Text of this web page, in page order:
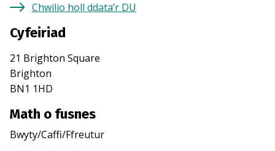
Chwilio holl ddata’r DU
Cyfeiriad
21 Brighton Square
Brighton
BN1 1HD
Math o fusnes
Bwyty/Caffi/Ffreutur